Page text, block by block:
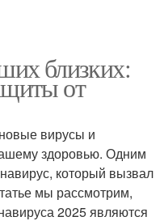
близких:
от
вирусы и
здоровью. Одним
который вызвал
мы рассмотрим,
2025 являются